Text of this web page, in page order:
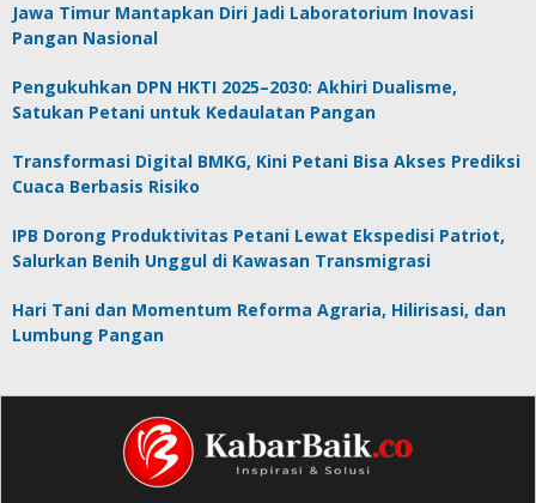
Jawa Timur Mantapkan Diri Jadi Laboratorium Inovasi
Pangan Nasional
Pengukuhkan DPN HKTI 2025–2030: Akhiri Dualisme,
Satukan Petani untuk Kedaulatan Pangan
Transformasi Digital BMKG, Kini Petani Bisa Akses Prediksi
Cuaca Berbasis Risiko
IPB Dorong Produktivitas Petani Lewat Ekspedisi Patriot,
Salurkan Benih Unggul di Kawasan Transmigrasi
Hari Tani dan Momentum Reforma Agraria, Hilirisasi, dan
Lumbung Pangan